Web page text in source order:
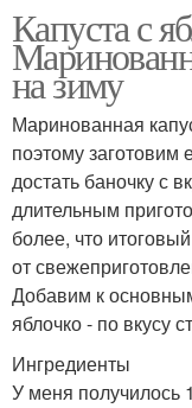
Капуста с
на зиму
Маринованная
поэтому заготовим
достать баночку с
длительным
более, что
от
Добавим к
яблочко - по вкусу
Ингредиенты
У меня получилось